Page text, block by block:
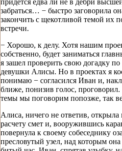
забраться… − быстро заговорила
закончить с щекотливой темой их
встречи.
− Хорошо, к делу. Хотя нашим
собственно, будет заниматься
я зашел проверить свою догадку
девушки Алисы. Но в проектах я
понимаю − согласился Иван и,
ближе, понизив голос,
темы мы поговорим попозже, так
Алиса, ничего не ответив,
расчету смет и, вооружившись
повернула к своему собеседнику
пресловутый узел, над которым она